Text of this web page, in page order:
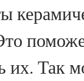
их. Так